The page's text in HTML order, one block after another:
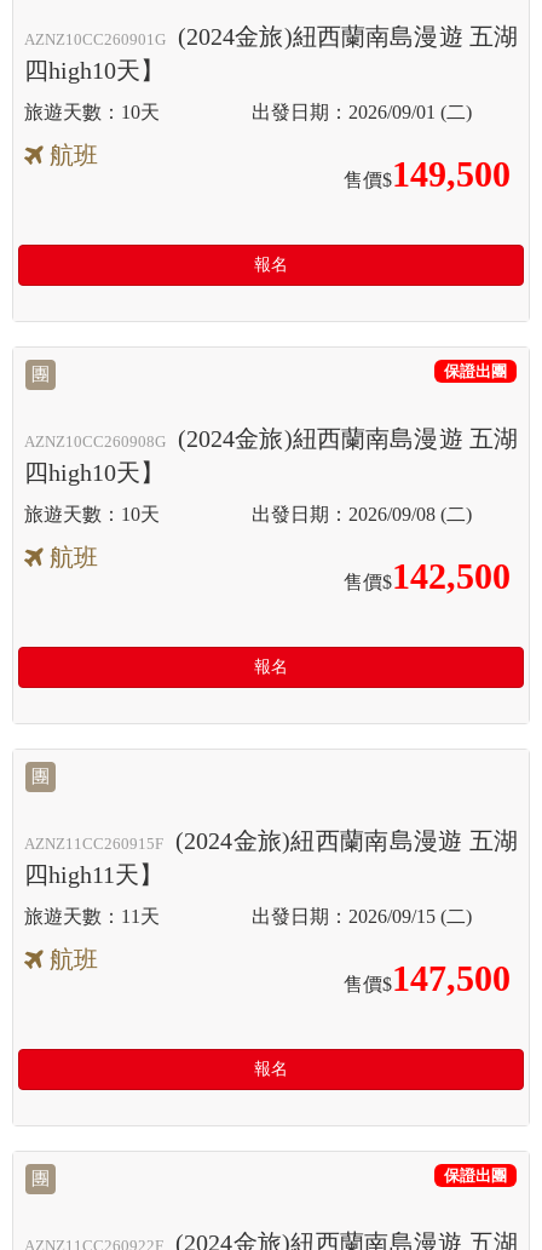
AZNZ10CC260901G
(2024金旅)紐西蘭南島漫遊 五湖
四high10天】
10天 2026/09/01 (二)
航班
售價$149,500
報名
團
AZNZ10CC260908G
(2024金旅)紐西蘭南島漫遊 五湖
四high10天】
保證出團
10天 2026/09/08 (二)
航班
售價$142,500
報名
團
AZNZ11CC260915F
(2024金旅)紐西蘭南島漫遊 五湖
四high11天】
11天 2026/09/15 (二)
航班
售價$147,500
報名
團
AZNZ11CC260922F (2024金旅)紐西蘭南島漫遊 五湖
保證出團